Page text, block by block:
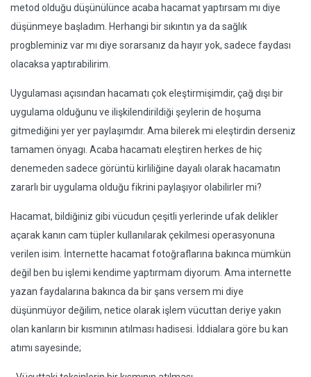
metod olduğu düşünülünce acaba hacamat yaptırsam mı diye
düşünmeye başladım. Herhangi bir sıkıntın ya da sağlık
progbleminiz var mı diye sorarsanız da hayır yok, sadece faydası
olacaksa yaptırabilirim.
Uygulaması açısından hacamatı çok eleştirmişimdir, çağ dışı bir
uygulama olduğunu ve ilişkilendirildiği şeylerin de hoşuma
gitmediğini yer yer paylaşımdır. Ama bilerek mi eleştirdin derseniz
tamamen önyagı. Acaba hacamatı eleştiren herkes de hiç
denemeden sadece görüntü kirliliğine dayalı olarak hacamatın
zararlı bir uygulama olduğu fikrini paylaşıyor olabilirler mi?
Hacamat, bildiğiniz gibi vücudun çeşitli yerlerinde ufak delikler
açarak kanın cam tüpler kullanılarak çekilmesi operasyonuna
verilen isim. İnternette hacamat fotoğraflarına bakınca mümkün
değil ben bu işlemi kendime yaptırmam diyorum. Ama internette
yazan faydalarına bakınca da bir şans versem mi diye
düşünmüyor değilim, netice olarak işlem vücuttan deriye yakın
olan kanların bir kısmının atılması hadisesi. İddialara göre bu kan
atımı sayesinde;